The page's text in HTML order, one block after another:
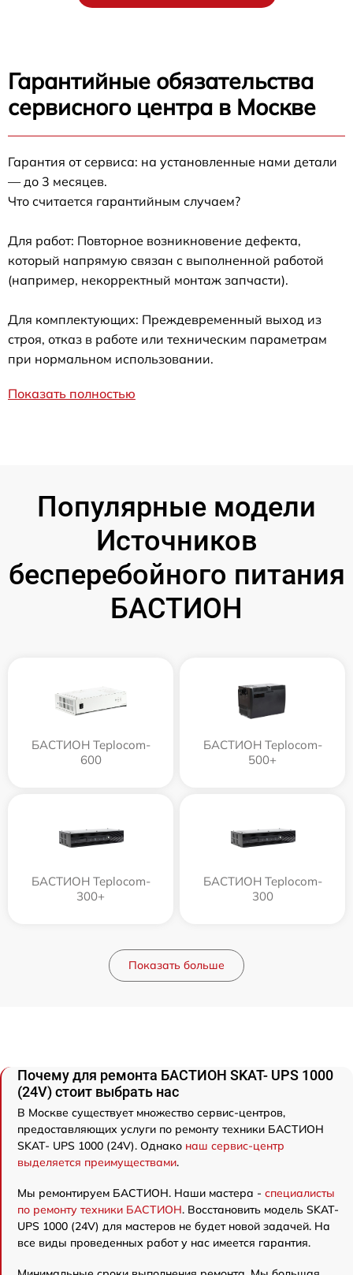
Гарантийные обязательства
сервисного центра в Москве
Гарантия от сервиса: на установленные нами детали
— до 3 месяцев.
Что считается гарантийным случаем?
Для работ: Повторное возникновение дефекта,
который напрямую связан с выполненной работой
(например, некорректный монтаж запчасти).
Для комплектующих: Преждевременный выход из
строя, отказ в работе или техническим параметрам
при нормальном использовании.
Показать полностью
Популярные модели
Источников
бесперебойного питания
БАСТИОН
БАСТИОН Teplocom-
600
БАСТИОН Teplocom-
500+
БАСТИОН Teplocom-
300+
БАСТИОН Teplocom-
300
Показать больше
Почему для ремонта БАСТИОН SKAT- UPS 1000
(24V) стоит выбрать нас
В Москве существует множество сервис-центров,
предоставляющих услуги по ремонту техники БАСТИОН
SKAT- UPS 1000 (24V). Однако наш сервис-центр
выделяется преимуществами.
Мы ремонтируем БАСТИОН. Наши мастера - специалисты
по ремонту техники БАСТИОН. Восстановить модель SKAT-
UPS 1000 (24V) для мастеров не будет новой задачей. На
все виды проведенных работ у нас имеется гарантия.